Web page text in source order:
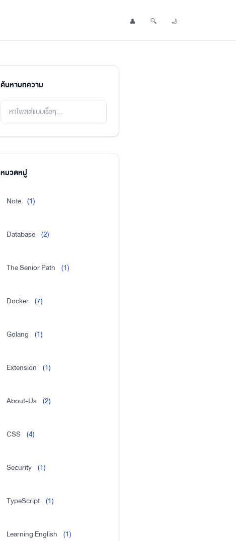
Profile
👤 Search Post
🔍 Toggle Dark Mode
🌙
ค้นหาบทความ
หมวดหมู่
Note (1)
Database (2)
The Senior Path (1)
Docker (7)
Golang (1)
Extension (1)
About-Us (2)
CSS (4)
Security (1)
TypeScript (1)
Learning English (1)